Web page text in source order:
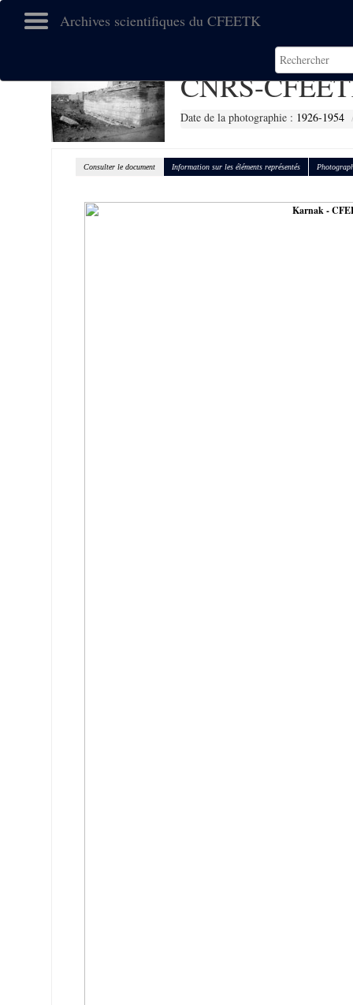
Archives scientifiques du CFEETK
CNRS-
Date de la photographie : 1926-1954
Consulter le document Information sur les éléments représentés